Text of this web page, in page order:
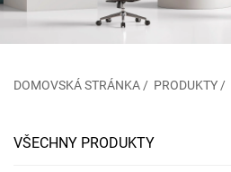
DOMOVSKÁ STRÁNKA / PRODUKTY /
VŠECHNY PRODUKTY